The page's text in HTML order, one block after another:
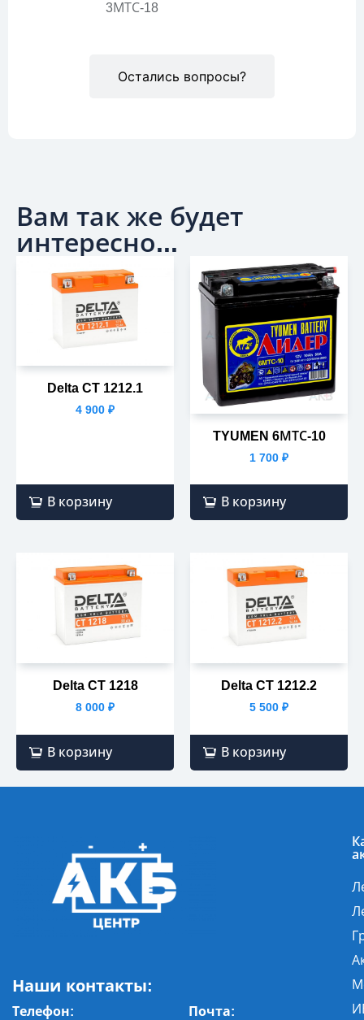
Остались вопросы?
3МТС-18
Вам так же будет
интересно...
Delta CT 1212.1
4 900 ₽
В корзину
TYUMEN 6МТС-10
1 700 ₽
В корзину
Delta CT 1218
8 000 ₽
В корзину
Delta CT 1212.2
5 500 ₽
В корзину
Наши контакты:
Телефон:
Почта: